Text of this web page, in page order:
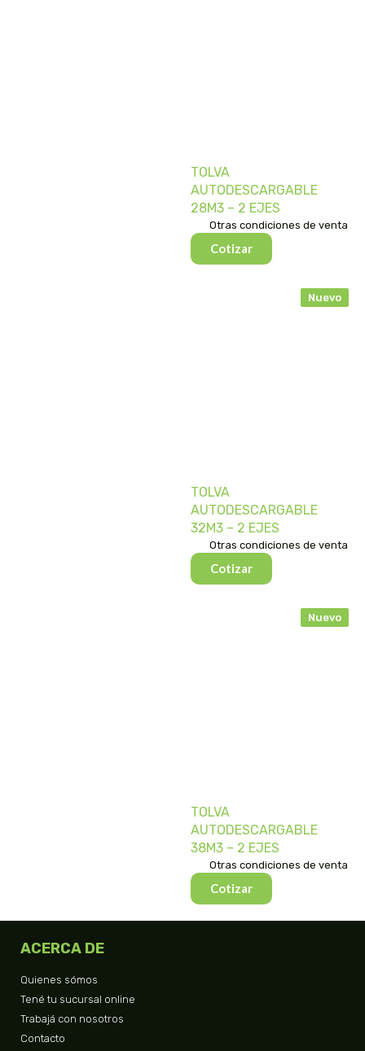
TOLVA
AUTODESCARGABLE
28M3 – 2 EJES
Otras condiciones de venta
Cotizar
Nuevo
TOLVA
AUTODESCARGABLE
32M3 – 2 EJES
Otras condiciones de venta
Cotizar
Nuevo
TOLVA
AUTODESCARGABLE
38M3 – 2 EJES
Otras condiciones de venta
Cotizar
ACERCA DE
Quienes sómos
Tené tu sucursal online
Trabajá con nosotros
Contacto